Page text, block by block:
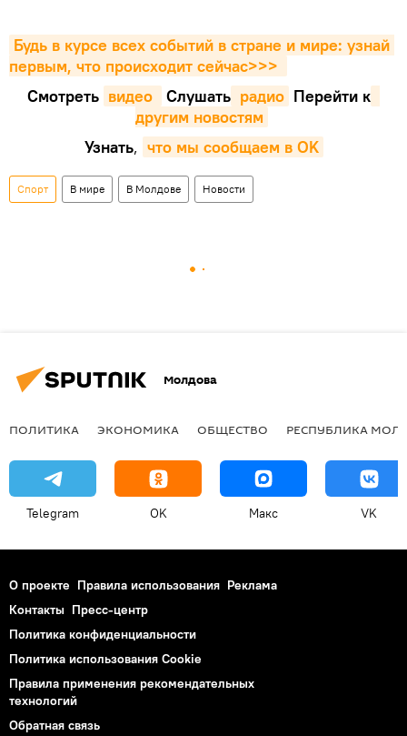
Будь в курсе всех событий в стране и мире: узнай
первым, что происходит сейчаc>>>
Смотреть видео Cлушать радио Перейти к
другим новостям
Узнать, что мы сообщаем в OK
Спорт В мире В Молдове Новости
Молдова
ПОЛИТИКА ЭКОНОМИКА ОБЩЕСТВО РЕСПУБЛИКА
Telegram OK Макс VK
О проекте Правила использования Реклама
Контакты Пресс-центр
Политика конфиденциальности
Политика использования Cookie
Правила применения рекомендательных
технологий
Обратная связь